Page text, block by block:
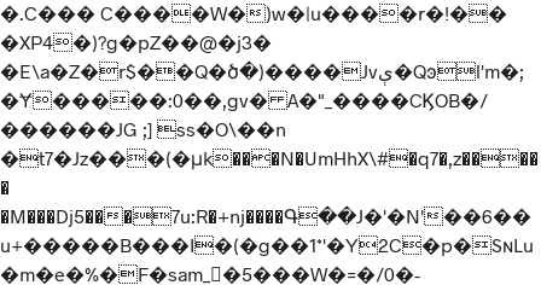
�.C��� C����W�)w�|u����r�!��
�XP4�)?g�pZ��@�j3�
�E\a�Z�r$��Q�ծ�)����Jvې�Qͽl'm�;
�Ɏ�����:0��,gv� A�"_����CϏOB�/
������JG ;] ss�O\��n
�t7�Jz���(�μk���N�UmHhX\#�q7�,z����
�
�M���Dj5���7u:R�+nj����Գ��J�'�N'��6��
u+�����B���I�(�g��1*'�Y2C�p�SɴLu
�m�e�%�F�sam_�5���W�=�/0�-